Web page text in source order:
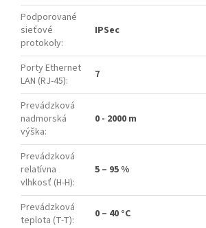
Podporované
sieťové
protokoly:
IPSec
Porty Ethernet
LAN (RJ-45): 7
Prevádzková
nadmorská
výška:
0 - 2000 m
Prevádzková
relatívna
vlhkosť (H-H):
5 – 95 %
Prevádzková
teplota (T-T): 0 – 40 °C